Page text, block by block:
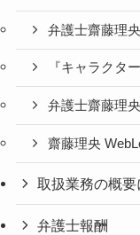
弁護士齋藤理
『キャラクタ
弁護士齋藤理
齋藤理央
取扱業務の概要
弁護士報酬